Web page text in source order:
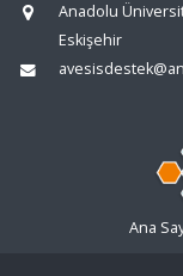
Anadolu
Eskişehir
Ana